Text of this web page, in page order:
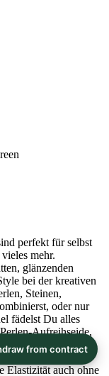
perfekt für selbst
mehr.
glänzenden
bei der kreativen
Steinen,
oder nur
fädelst Du alles
Aufreihseide,
Gummi-
wie z. B.
Elastizität auch ohne